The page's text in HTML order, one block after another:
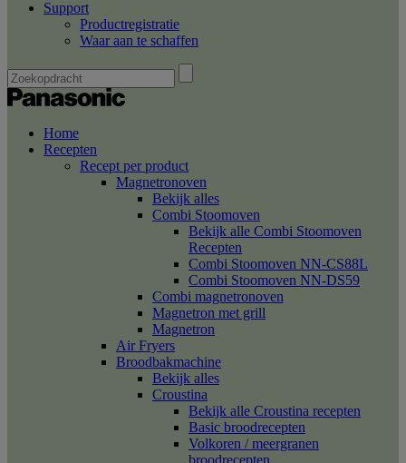
Support
Productregistratie
Waar aan te schaffen
Home
Recepten
Recept per product
Magnetronoven
Bekijk alles
Combi Stoomoven
Bekijk alle Combi Stoomoven
Recepten
Combi Stoomoven NN-CS88L
Combi Stoomoven NN-DS59
Combi magnetronoven
Magnetron met grill
Magnetron
Air Fryers
Broodbakmachine
Bekijk alles
Croustina
Bekijk alle Croustina recepten
Basic broodrecepten
Volkoren / meergranen
broodrecepten